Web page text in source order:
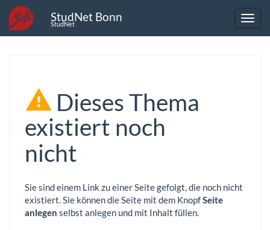
StudNet Bonn
StudNet
Dieses Thema
existiert noch
nicht
Sie sind einem Link zu einer Seite gefolgt, die noch nicht
existiert. Sie können die Seite mit dem KnopfSeite
anlegen selbst anlegen und mit Inhalt füllen.